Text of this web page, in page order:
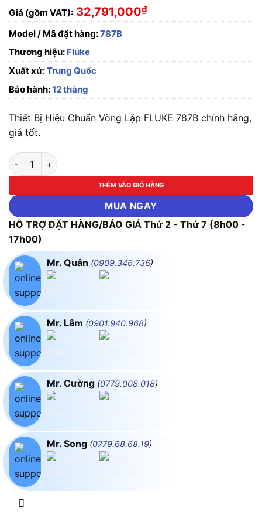
Giá (gồm VAT): 32,791,000₫
Model / Mã đặt hàng:787B
Thương hiệu: Fluke
Xuất xứ:Trung Quốc
Bảo hành:12 tháng
Thiết Bị Hiệu Chuẩn Vòng Lặp FLUKE 787B chính hãng,
giá tốt.
Thiết Bị Hiệu Chuẩn Vòng Lặp FLUKE 787B số lượng
THÊM VÀO GIỎ HÀNG
MUA NGAY
HỖ TRỢ ĐẶT HÀNG/BÁO GIÁ Thứ 2 - Thứ 7 (8h00 -
17h00)
Mr. Quân (0909.346.736)
Mr. Lâm (0901.940.968)
Mr. Cường (0779.008.018)
Mr. Song (0779.68.68.19)